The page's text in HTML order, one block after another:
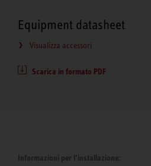
Equipment datasheet
Visualizza accessori
Scarica in formato PDF
Informazioni per l’installazione: